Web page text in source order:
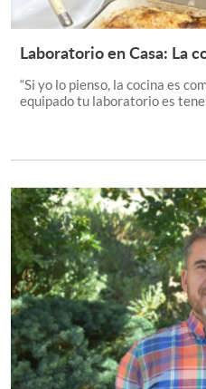
Laboratorio en Casa: La
“Si yo lo pienso, la cocina es
equipado tu laboratorio es